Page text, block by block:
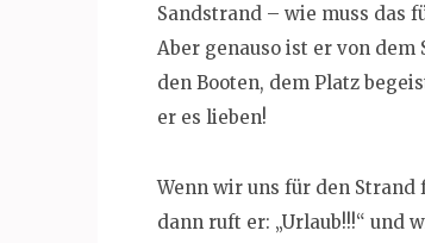
Sandstrand – wie muss das
Aber genauso ist er von dem
den Booten, dem Platz
er es lieben!
Wenn wir uns für den Strand
dann ruft er: „Urlaub!!!“ und